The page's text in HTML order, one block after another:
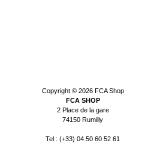
Copyright © 2026 FCA Shop
FCA SHOP
2 Place de la gare
74150 Rumilly
Tel : (+33) 04 50 60 52 61